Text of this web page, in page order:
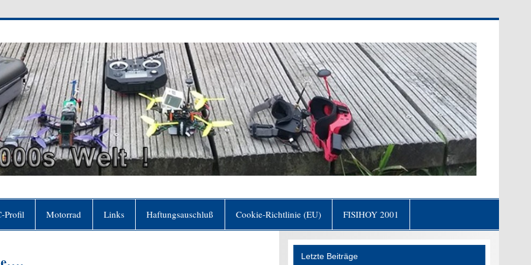
Profil Motorrad Links Haftungsauschluß Cookie-Richtlinie (EU) FISIHOY 2001
Letzte Beiträge